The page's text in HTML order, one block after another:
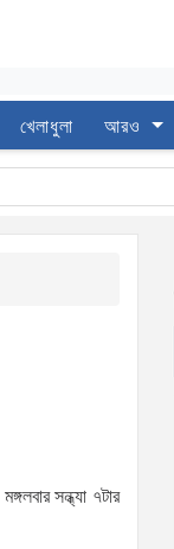
খেলাধুলা আরও
সন্ধ্যা ৭টার